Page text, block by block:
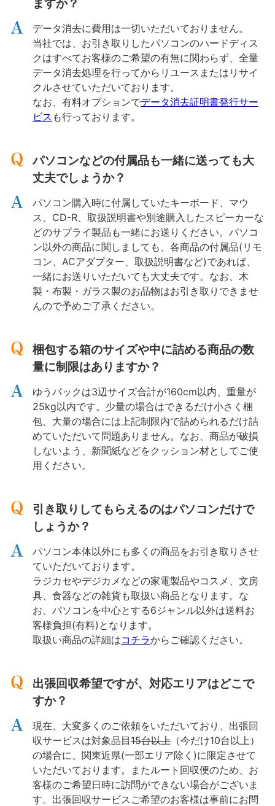
ますか？
データ消去に費用は一切いただいておりません。
当社では、お引き取りしたパソコンのハードディス
クはすべてお客様のご希望の有無に関わらず、全量
データ消去処理を行ってからリユースまたはリサイ
クルさせていただいております。
なお、有料オプションでデータ消去証明書発行サー
ビス も行っております。
パソコンなどの付属品も一緒に送っても大
丈夫でしょうか？
パソコン購入時に付属していたキーボード、マウ
ス、CD-R、取扱説明書や別途購入したスピーカーな
どのサプライ製品も一緒にお送りください。パソコ
ン以外の商品に関しましても、各商品の付属品(リモ
コン、ACアダプター、取扱説明書など)であれば、
一緒にお送りいただいても大丈夫です。なお、木
製・布製・ガラス製のお品物はお引き取りできませ
んので予めご了承ください。
梱包する箱のサイズや中に詰める商品の数
量に制限はありますか？
ゆうパックは3辺サイズ合計が160cm以内、重量が
25kg以内です。少量の場合はできるだけ小さく梱
包、大量の場合には上記制限内で詰められるだけ詰
めていただいて問題ありません。なお、商品が破損
しないよう、新聞紙などをクッション材としてご使
用ください。
引き取りしてもらえるのはパソコンだけで
しょうか？
パソコン本体以外にも多くの商品をお引き取りさせ
ていただいております。
ラジカセやデジカメなどの家電製品やコスメ、文房
具、食器などの雑貨も取扱い商品となります。な
お、パソコンを中心とする6ジャンル以外は送料お
客様負担(有料)となります。
取扱い商品の詳細はコチラからご確認ください。
出張回収希望ですが、対応エリアはどこで
すか？
現在、大変多くのご依頼をいただいており、出張回
収サービスは対象品目15台以上（今だけ10台以上）
の場合に、関東近県(一部エリア除く)に限定させて
いただいております。またルート回収便のため、お
客様のご希望日時に訪問ができない場合がございま
す。出張回収サービスご希望のお客様は事前にお問